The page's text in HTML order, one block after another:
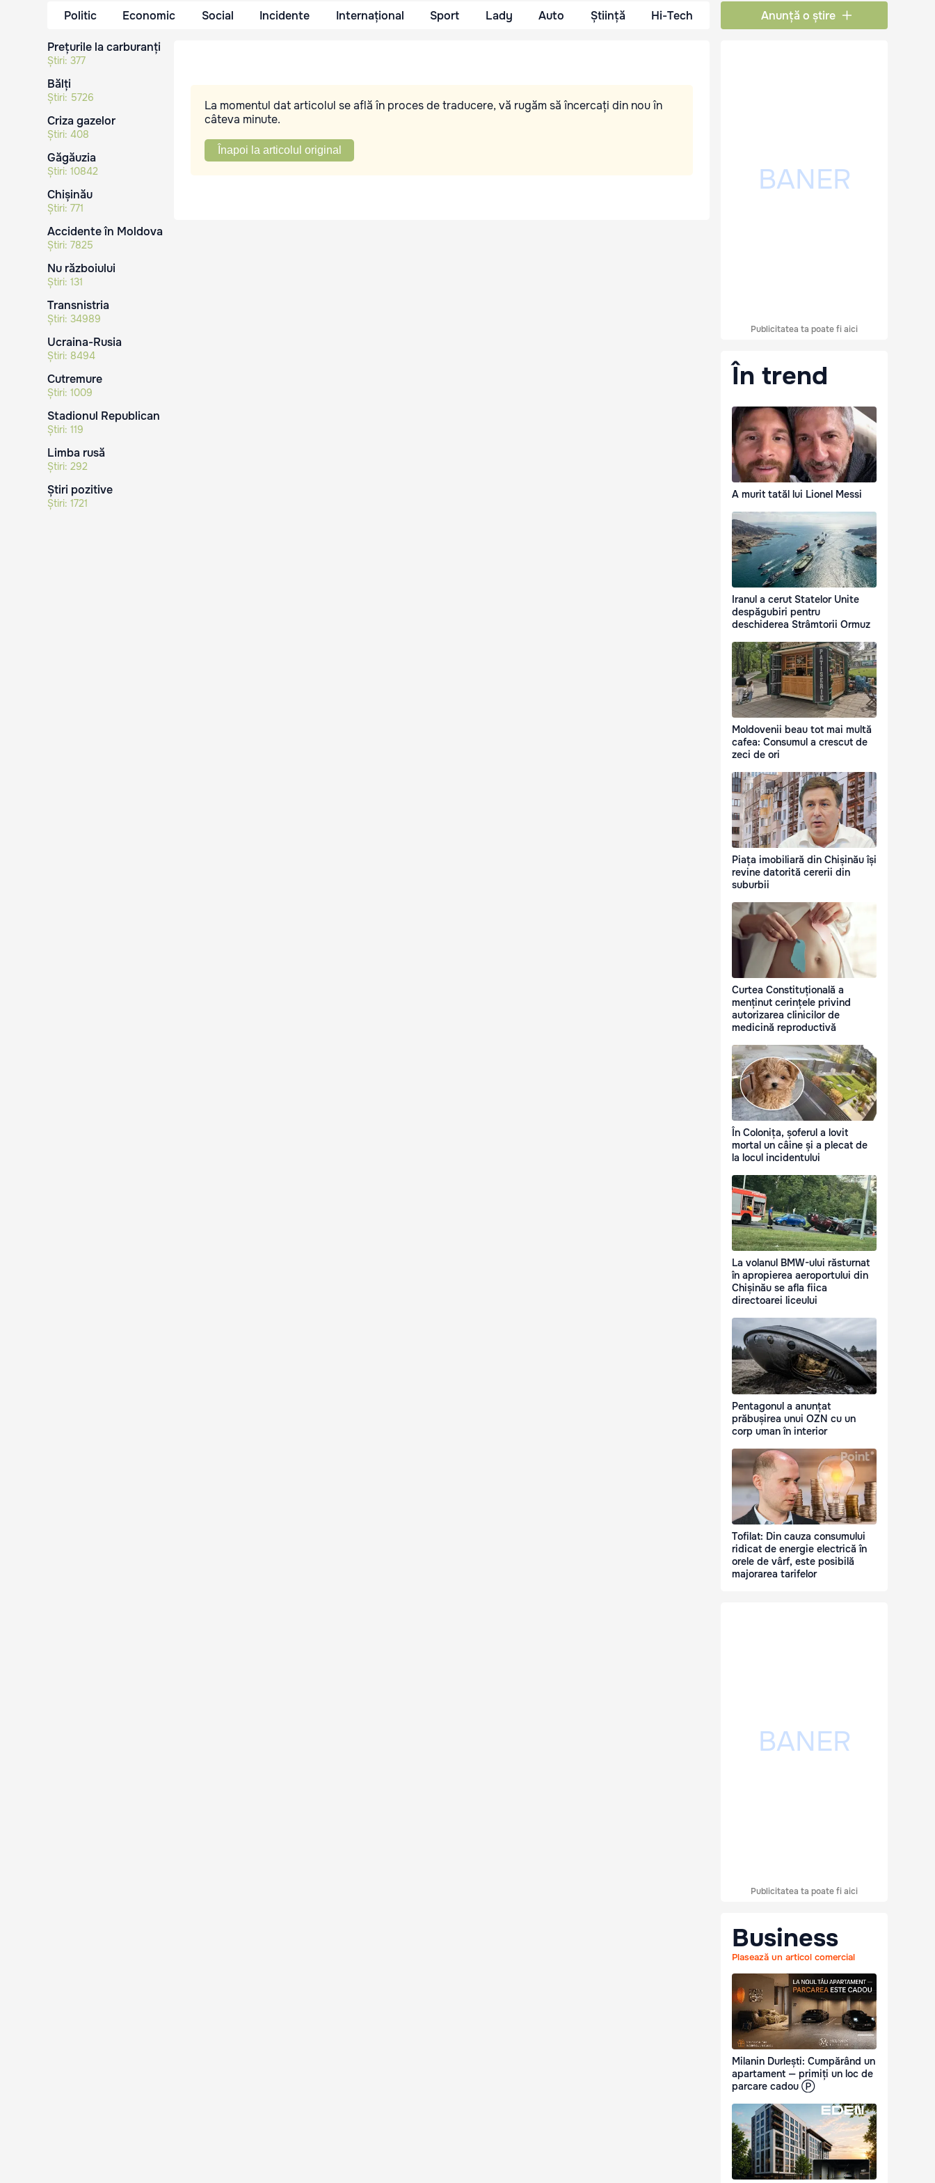
Politic Economic Social Incidente Internațional Sport Lady Auto Știință Hi-Tech Anunță o știre
Prețurile la carburanți
Știri: 377
Bălți
Știri: 5726
Criza gazelor
Știri: 408
Găgăuzia
Știri: 10842
Chișinău
Știri: 771
Accidente în Moldova
Știri: 7825
Nu războiului
Știri: 131
Transnistria
Știri: 34989
Ucraina-Rusia
Știri: 8494
Cutremure
Știri: 1009
Stadionul Republican
Știri: 119
Limba rusă
Știri: 292
Știri pozitive
Știri: 1721
La momentul dat articolul se află în proces de traducere, vă rugăm să încercați din nou în
câteva minute.
Înapoi la articolul original
Publicitatea ta poate fi aici
În trend
A murit tatăl lui Lionel Messi
Iranul a cerut Statelor Unite
despăgubiri pentru
deschiderea Strâmtorii Ormuz
Moldovenii beau tot mai multă
cafea: Consumul a crescut de
zeci de ori
Piața imobiliară din Chișinău își
revine datorită cererii din
suburbii
Curtea Constituțională a
menținut cerințele privind
autorizarea clinicilor de
medicină reproductivă
În Colonița, șoferul a lovit
mortal un câine și a plecat de
la locul incidentului
La volanul BMW-ului răsturnat
în apropierea aeroportului din
Chișinău se afla fiica
directoarei liceului
Pentagonul a anunțat
prăbușirea unui OZN cu un
corp uman în interior
Tofilat: Din cauza consumului
ridicat de energie electrică în
orele de vârf, este posibilă
majorarea tarifelor
Publicitatea ta poate fi aici
Business
Plasează un articol comercial
Milanin Durlești: Cumpărând un
apartament — primiți un loc de
parcare cadou Ⓟ